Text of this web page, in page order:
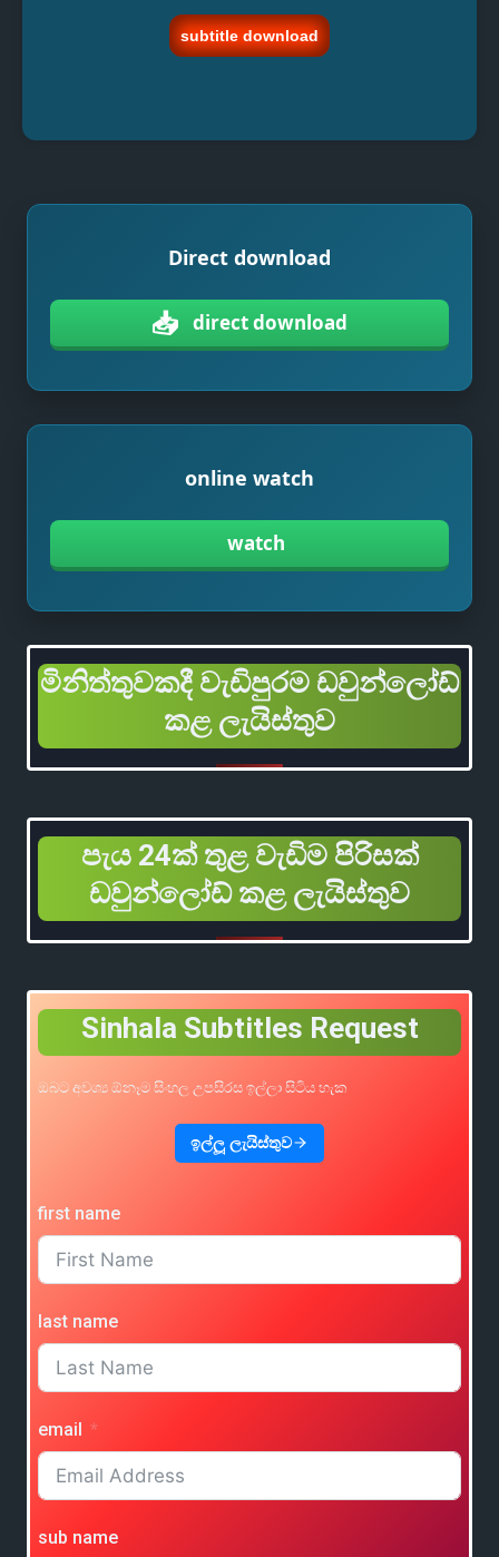
subtitle download
Direct download
📥 direct download
online watch
watch
මිනිත්තුවකදී වැඩිපුරම ඩවුන්ලෝඩ්
කළ ලැයිස්තුව
පැය 24ක් තුළ වැඩිම පිරිසක්
ඩවුන්ලෝඩ් කළ ලැයිස්තුව
Sinhala Subtitles Request
ඔබට අවශ්‍ය ඕනෑම සිංහල උපසිරස ඉල්ලා සිටිය හැක
ඉල්ලූ ලැයිස්තුව
first name
last name
email
sub name